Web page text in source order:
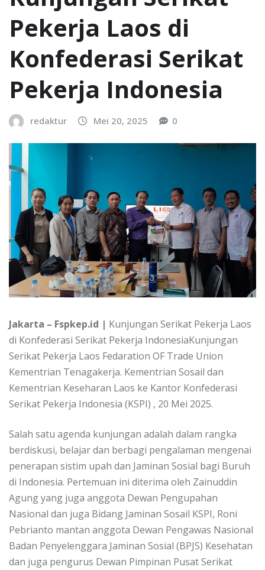
Pekerja Laos di
Konfederasi Serikat
Pekerja Indonesia
redaktur Mei 20, 2025 0
Jakarta – Fspkep.id | Kunjungan Serikat Pekerja Laos
di Konfederasi Serikat Pekerja IndonesiaKunjungan
Serikat Pekerja Laos Fedaration OF Trade Union
Kementrian Tenagakerja. Kementrian Sosail dan
Kementrian Keseharan Laos ke Kantor Konfederasi
Serikat Pekerja Indonesia (KSPI) , 20 Mei 2025.
Salah satu agenda kunjungan adalah dalam rangka
berdiskusi, belajar dan berbagi pengalaman mengenai
penerapan sistim upah dan Jaminan Sosial bagi Buruh
di Indonesia. Pertemuan ini diterima oleh Zainuddin
Agung yang juga anggota Dewan Pengupahan
Nasional dan juga Bidang Jaminan Sosail KSPI, Roni
Pebrianto mantan anggota Dewan Pengawas Nasional
Badan Penyelenggara Jaminan Sosial (BPJS) Kesehatan
dan juga pengurus Dewan Pimpinan Pusat Serikat